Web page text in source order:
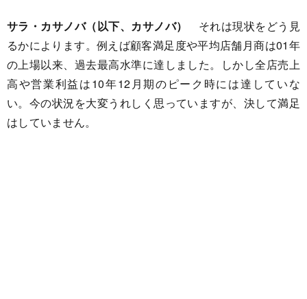
サラ・カサノバ（以下、カサノバ）
それは現状をどう見
るかによります。例えば顧客満足度や平均店舗月商は01年
の上場以来、過去最高水準に達しました。しかし全店売上
高や営業利益は10年12月期のピーク時には達していな
い。今の状況を大変うれしく思っていますが、決して満足
はしていません。